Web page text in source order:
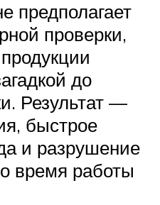
предполагает
проверки,
до
Результат —
быстрое
и разрушение
время работы